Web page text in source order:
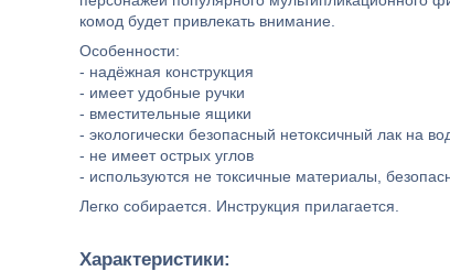
комод будет привлекать внимание.
Особенности:
- надёжная конструкция
- имеет удобные ручки
- вместительные ящики
- экологически безопасный нетоксичный лак на
- не имеет острых углов
- используются не токсичные материалы,
Легко собирается. Инструкция прилагается.
Характеристики: